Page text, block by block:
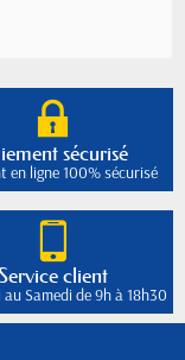
sécurisé
en ligne 100% sécurisé
client
Samedi de 9h à 18h30